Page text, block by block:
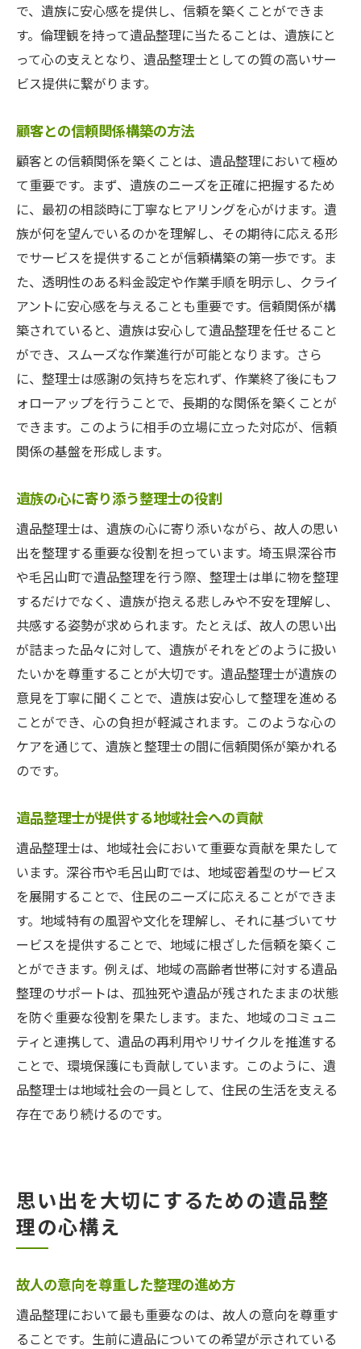
で、遺族に安心感を提供し、信頼を築くことができま
す。倫理観を持って遺品整理に当たることは、遺族にと
って心の支えとなり、遺品整理士としての質の高いサー
ビス提供に繋がります。
顧客との信頼関係構築の方法
顧客との信頼関係を築くことは、遺品整理において極め
て重要です。まず、遺族のニーズを正確に把握するため
に、最初の相談時に丁寧なヒアリングを心がけます。遺
族が何を望んでいるのかを理解し、その期待に応える形
でサービスを提供することが信頼構築の第一歩です。ま
た、透明性のある料金設定や作業手順を明示し、クライ
アントに安心感を与えることも重要です。信頼関係が構
築されていると、遺族は安心して遺品整理を任せること
ができ、スムーズな作業進行が可能となります。さら
に、整理士は感謝の気持ちを忘れず、作業終了後にもフ
ォローアップを行うことで、長期的な関係を築くことが
できます。このように相手の立場に立った対応が、信頼
関係の基盤を形成します。
遺族の心に寄り添う整理士の役割
遺品整理士は、遺族の心に寄り添いながら、故人の思い
出を整理する重要な役割を担っています。埼玉県深谷市
や毛呂山町で遺品整理を行う際、整理士は単に物を整理
するだけでなく、遺族が抱える悲しみや不安を理解し、
共感する姿勢が求められます。たとえば、故人の思い出
が詰まった品々に対して、遺族がそれをどのように扱い
たいかを尊重することが大切です。遺品整理士が遺族の
意見を丁寧に聞くことで、遺族は安心して整理を進める
ことができ、心の負担が軽減されます。このような心の
ケアを通じて、遺族と整理士の間に信頼関係が築かれる
のです。
遺品整理士が提供する地域社会への貢献
遺品整理士は、地域社会において重要な貢献を果たして
います。深谷市や毛呂山町では、地域密着型のサービス
を展開することで、住民のニーズに応えることができま
す。地域特有の風習や文化を理解し、それに基づいてサ
ービスを提供することで、地域に根ざした信頼を築くこ
とができます。例えば、地域の高齢者世帯に対する遺品
整理のサポートは、孤独死や遺品が残されたままの状態
を防ぐ重要な役割を果たします。また、地域のコミュニ
ティと連携して、遺品の再利用やリサイクルを推進する
ことで、環境保護にも貢献しています。このように、遺
品整理士は地域社会の一員として、住民の生活を支える
存在であり続けるのです。
思い出を大切にするための遺品整
理の心構え
故人の意向を尊重した整理の進め方
遺品整理において最も重要なのは、故人の意向を尊重す
ることです。生前に遺品についての希望が示されている